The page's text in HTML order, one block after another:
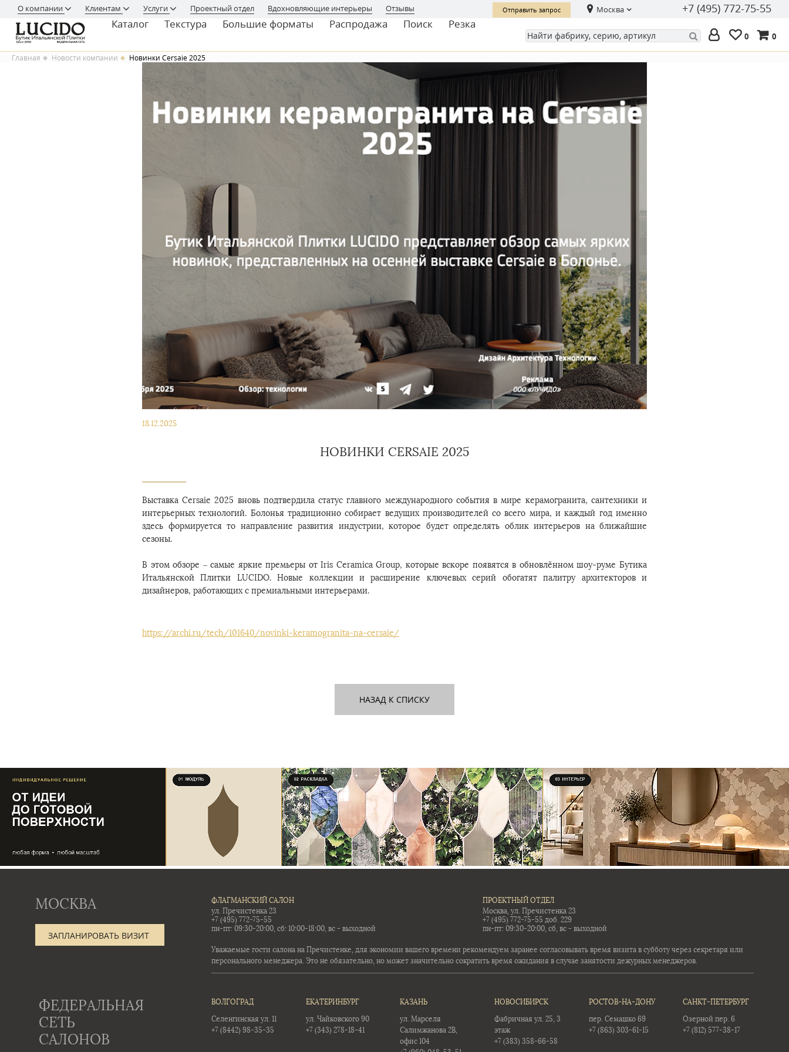
О компании Клиентам Услуги Проектный отдел Вдохновляющие интерьеры Отзывы Отправить запрос Москва +7 (495) 772-75-55
Каталог Текстура Большие форматы Распродажа Поиск Резка
0 0
Главная Новости компании Новинки Cersaie 2025
18.12.2025
НОВИНКИ CERSAIE 2025
Выставка Cersaie 2025 вновь подтвердила статус главного международного события в мире керамогранита, сантехники и
интерьерных технологий. Болонья традиционно собирает ведущих производителей со всего мира, и каждый год именно
здесь формируется то направление развития индустрии, которое будет определять облик интерьеров на ближайшие
сезоны.
В этом обзоре – самые яркие премьеры от Iris Ceramica Group, которые вскоре появятся в обновлённом шоу-руме Бутика
Итальянской Плитки LUCIDO. Новые коллекции и расширение ключевых серий обогатят палитру архитекторов и
дизайнеров, работающих с премиальными интерьерами.
https://archi.ru/tech/101640/novinki-keramogranita-na-cersaie/
НАЗАД К СПИСКУ
МОСКВА
ЗАПЛАНИРОВАТЬ ВИЗИТ
ФЛАГМАНСКИЙ САЛОН
ул. Пречистенка 23
+7 (495) 772-75-55
пн-пт: 09:30-20:00, сб: 10:00-18:00, вс - выходной
ПРОЕКТНЫЙ ОТДЕЛ
Москва, ул. Пречистенка 23
+7 (495) 772-75-55 доб. 229
пн-пт: 09:30-20:00, сб, вс - выходной
Уважаемые гости салона на Пречистенке, для экономии вашего времени рекомендуем заранее согласовывать время визита в субботу через секретаря или
персонального менеджера. Это не обязательно, но может значительно сократить время ожидания в случае занятости дежурных менеджеров.
ФЕДЕРАЛЬНАЯ
СЕТЬ
САЛОНОВ
ВОЛГОГРАД
Селенгинская ул. 11
+7 (8442) 98-35-35
ЕКАТЕРИНБУРГ
ул. Чайковского 90
+7 (343) 278-18-41
КАЗАНЬ
ул. Марселя
Салимжанова 2В,
офис 104
НОВОСИБИРСК
Фабричная ул. 25, 3
этаж
+7 (383) 358-66-58
РОСТОВ-НА-ДОНУ
пер. Семашко 69
+7 (863) 303-61-15
САНКТ-ПЕТЕРБУРГ
Озерной пер. 6
+7 (812) 577-38-17